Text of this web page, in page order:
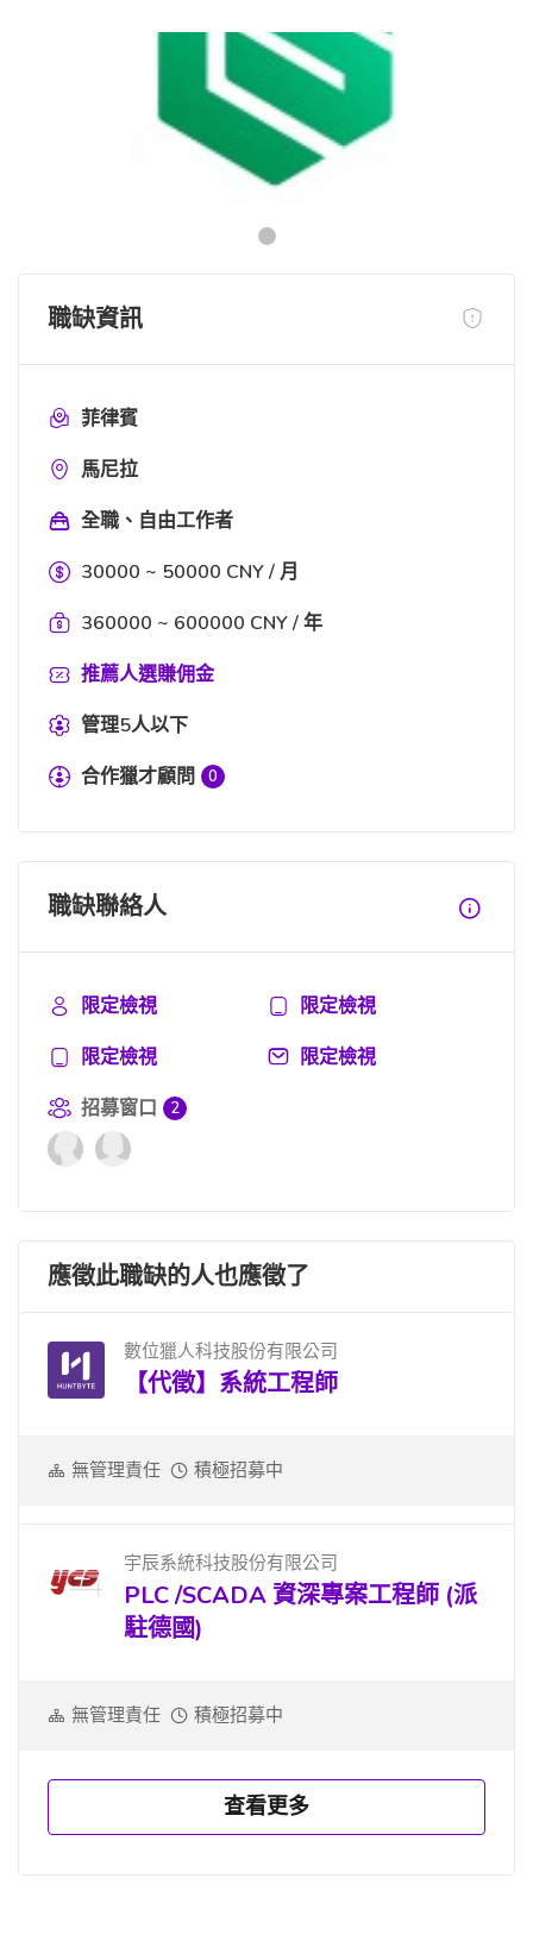
職缺資訊
菲律賓
馬尼拉
全職、自由工作者
30000 ~ 50000 CNY / 月
360000 ~ 600000 CNY / 年
推薦人選賺佣金
管理5人以下
合作獵才顧問
0
職缺聯絡人
限定檢視
限定檢視
限定檢視
限定檢視
招募窗口
2
應徵此職缺的人也應徵了
數位獵人科技股份有限公司
【代徵】系統工程師
無管理責任 積極招募中
宇辰系統科技股份有限公司
PLC /SCADA 資深專案工程師 (派
駐德國)
無管理責任 積極招募中
查看更多